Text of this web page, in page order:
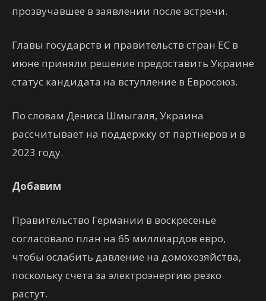
прозвучавшее в заявлении после встречи.
Главы государств и правительств стран ЕС в
июне приняли решение предоставить Украине
статус кандидата на вступление в Евросоюз.
По словам Дениса Шмыгаля, Украина
рассчитывает на поддержку от партнеров и в
2023 году.
Добавим
Правительство Германии в воскресенье
согласовало план на 65 миллиардов евро,
чтобы ослабить давление на домохозяйства,
поскольку счета за электроэнергию резко
растут.